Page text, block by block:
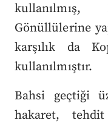
kullanılmış,
Gönüllülerine
karşılık da
kullanılmıştır.
Bahsi geçtiği
hakaret,